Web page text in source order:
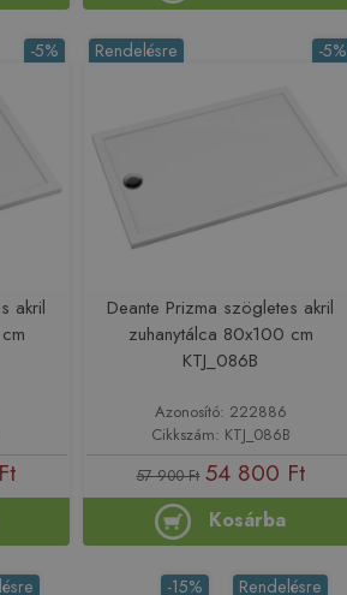
-5%
akril
-5%
Rendelésre
Deante Prizma szögletes akril
zuhanytálca 80x100 cm
KTJ_086B
Azonosító: 222886
Cikkszám: KTJ_086B
57 900 Ft 54 800 Ft
Kosárba
-15% Rendelésre